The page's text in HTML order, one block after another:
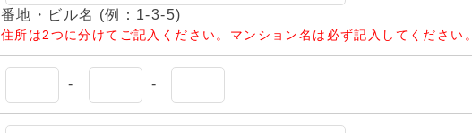
番地・ビル名 (例：1-3-5)
住所は2つに分けてご記入ください。マンション名は必ず記入してください。
- -